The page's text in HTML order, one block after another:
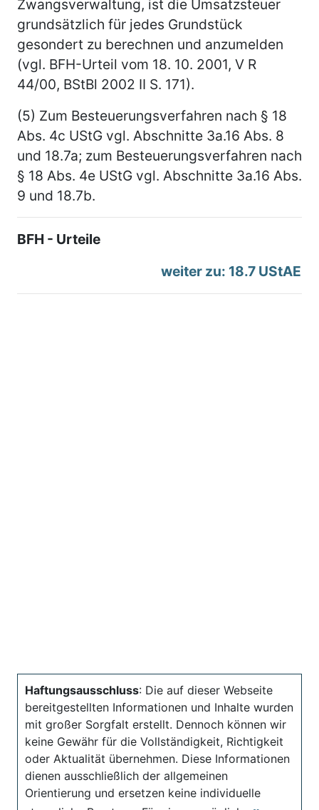
Zwangsverwaltung, ist die Umsatzsteuer
grundsätzlich für jedes Grundstück
gesondert zu berechnen und anzumelden
(vgl. BFH-Urteil vom 18. 10. 2001, V R
44/00, BStBl 2002 II S. 171).
(5) Zum Besteuerungsverfahren nach § 18
Abs. 4c UStG vgl. Abschnitte 3a.16 Abs. 8
und 18.7a; zum Besteuerungsverfahren nach
§ 18 Abs. 4e UStG vgl. Abschnitte 3a.16 Abs.
9 und 18.7b.
BFH - Urteile
weiter zu: 18.7 UStAE
Haftungsausschluss: Die auf dieser Webseite
bereitgestellten Informationen und Inhalte wurden
mit großer Sorgfalt erstellt. Dennoch können wir
keine Gewähr für die Vollständigkeit, Richtigkeit
oder Aktualität übernehmen. Diese Informationen
dienen ausschließlich der allgemeinen
Orientierung und ersetzen keine individuelle